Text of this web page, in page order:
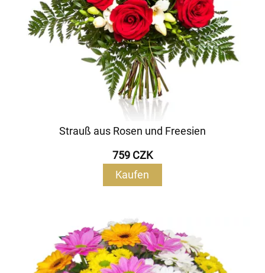
Strauß aus Rosen und Freesien
759 CZK
Kaufen